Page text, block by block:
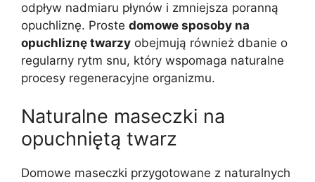
odpływ nadmiaru płynów i zmniejsza poranną
opuchliznę. Proste domowe sposoby na
opuchliznę twarzy obejmują również dbanie o
regularny rytm snu, który wspomaga naturalne
procesy regeneracyjne organizmu.
Naturalne maseczki na
opuchniętą twarz
Domowe maseczki przygotowane z naturalnych